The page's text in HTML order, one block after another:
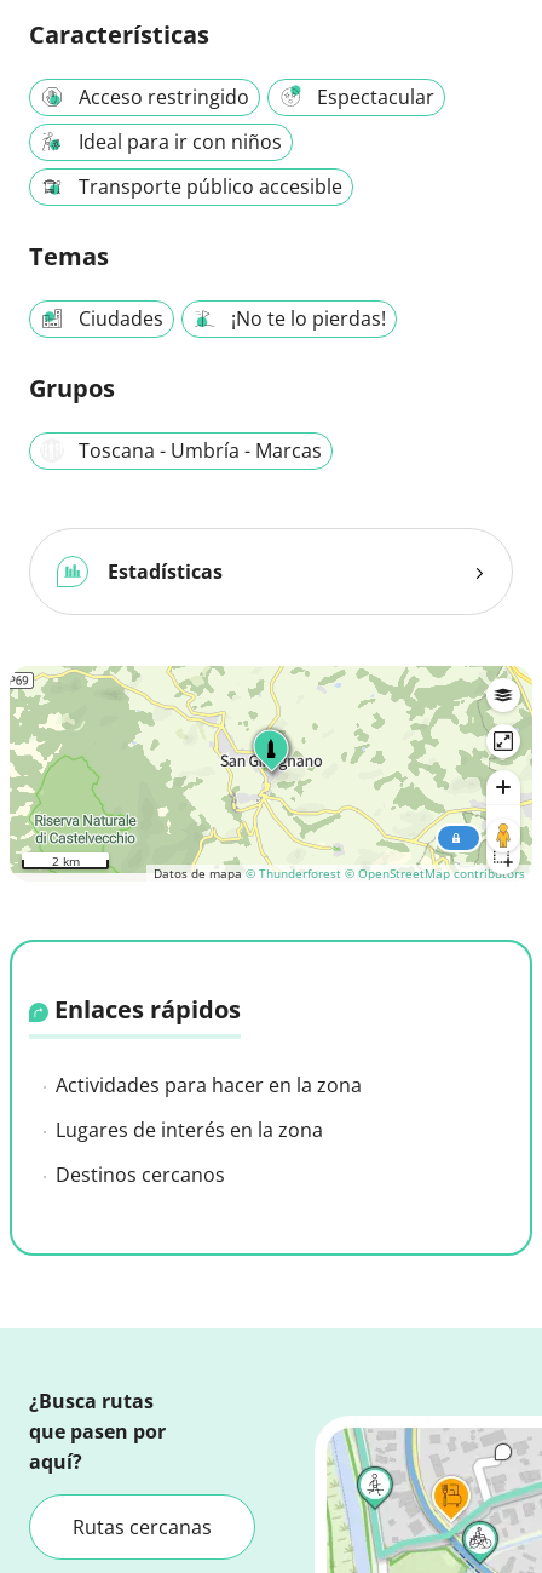
Características
Acceso restringido
Espectacular
Ideal para ir con niños
Transporte público accesible
Temas
Ciudades ¡No te lo pierdas!
Grupos
Toscana - Umbría - Marcas
Estadísticas
Datos de mapa © Thunderforest © OpenStreetMap contributors
2 km
Enlaces rápidos
Actividades para hacer en la zona
Lugares de interés en la zona
Destinos cercanos
¿Busca rutas
que pasen por
aquí?
Rutas cercanas